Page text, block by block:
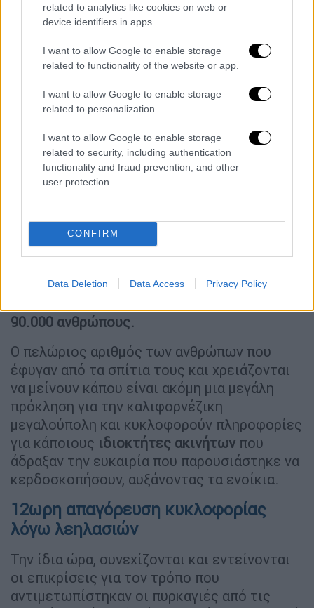
related to analytics like cookies on web or
device identifiers in apps.
I want to allow Google to enable storage
related to functionality of the website or app.
I want to allow Google to enable storage
related to personalization.
I want to allow Google to enable storage
related to security, including authentication
functionality and fraud prevention, and other
user protection.
CONFIRM
Data Deletion Data Access Privacy Policy
Εκατοντάδες χιλιάδες παιδιά πήραν ξανά τον
δρόμο για το σχολείο χθες, ανακοίνωσαν οι
περιοχές όπου διατάχθηκε εσπευσμένη
απομάκρυνση των κατοίκων, παραμένουν
απομάκρυνσης από τα σπίτια τους
90.000 ανθρώπους.
Ο πελώριος αριθμός των ανθρώπων που
έφυγαν από τα σπίτια τους και χρειάζονται
να μείνουν κάπου είναι ακόμη μια μεγάλη
πρόκληση για την καλιφορνέζικη
μεγαλούπολη και κυκλοφορούν πληροφορίες
για κάποιους ιδιοκτήτες ακινήτων που
άδραξαν την ευκαιρία που παρουσιάστηκε να
κερδοσκοπήσουν, αυξάνοντας τα ενοίκια.
12ωρη απαγόρευση κυκλοφορίας
λόγω λεηλασιών
Την ίδια ώρα, συνεχίζονται και εντείνονται
οι επικρίσεις για τον τρόπο που
αντιμετωπίστηκαν οι πυρκαγιές από τις